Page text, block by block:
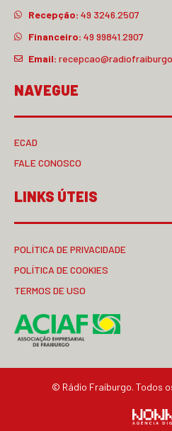
Recepção: 49 3246.2507
Financeiro: 49 99841.2907
Email:
NAVEGUE
ECAD
FALE CONOSCO
LINKS ÚTEIS
POLÍTICA DE PRIVACIDADE
POLÍTICA DE COOKIES
TERMOS DE USO
© Rádio Fraiburgo. Todos